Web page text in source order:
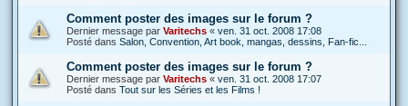
Comment poster des images sur le forum ?
Dernier message par Varitechs « ven. 31 oct. 2008 17:08
Posté dans Salon, Convention, Art book, mangas, dessins, Fan-fic...
Comment poster des images sur le forum ?
Dernier message par Varitechs « ven. 31 oct. 2008 17:07
Posté dans Tout sur les Séries et les Films !